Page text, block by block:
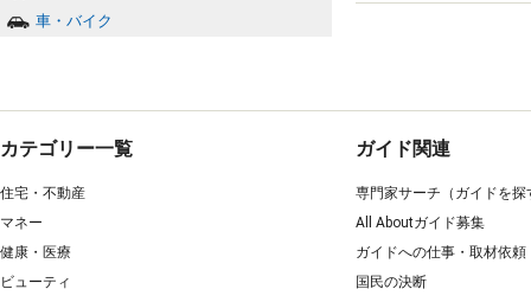
車・バイク
カテゴリー一覧
住宅・不動産
マネー
健康・医療
ビューティ
ガイド関連
専門家サーチ（ガイドを探
All Aboutガイド募集
ガイドへの仕事・取材依頼
国民の決断